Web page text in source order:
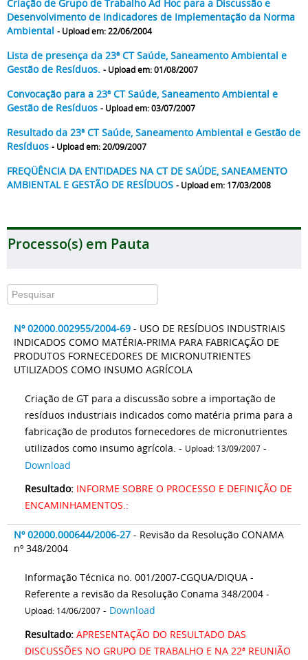
Criação de Grupo de Trabalho Ad Hoc para a Discussão e
Desenvolvimento de Indicadores de Implementação da Norma
Ambiental - Upload em: 22/06/2004
Lista de presença da 23ª CT Saúde, Saneamento Ambiental e
Gestão de Resíduos. - Upload em: 01/08/2007
Convocação para a 23ª CT Saúde, Saneamento Ambiental e
Gestão de Resíduos - Upload em: 03/07/2007
Resultado da 23ª CT Saúde, Saneamento Ambiental e Gestão de
Resíduos - Upload em: 20/09/2007
FREQÜÊNCIA DA ENTIDADES NA CT DE SAÚDE, SANEAMENTO
AMBIENTAL E GESTÃO DE RESÍDUOS - Upload em: 17/03/2008
Processo(s) em Pauta
Nº 02000.002955/2004-69 - USO DE RESÍDUOS INDUSTRIAIS
INDICADOS COMO MATÉRIA-PRIMA PARA FABRICAÇÃO DE
PRODUTOS FORNECEDORES DE MICRONUTRIENTES
UTILIZADOS COMO INSUMO AGRÍCOLA
Criação de GT para a discussão sobre a importação de
resíduos industriais indicados como matéria prima para a
fabricação de produtos fornecedores de micronutrientes
utilizados como insumo agrícola. - Upload: 13/09/2007 -
Download
Resultado: INFORME SOBRE O PROCESSO E DEFINIÇÃO DE
ENCAMINHAMENTOS.:
Nº 02000.000644/2006-27 - Revisão da Resolução CONAMA
nº 348/2004
Informação Técnica no. 001/2007-CGQUA/DIQUA -
Referente a revisão da Resolução Conama 348/2004 -
Upload: 14/06/2007 - Download
Resultado: APRESENTAÇÃO DO RESULTADO DAS
DISCUSSÕES NO GRUPO DE TRABALHO E NA 22ª REUNIÃO